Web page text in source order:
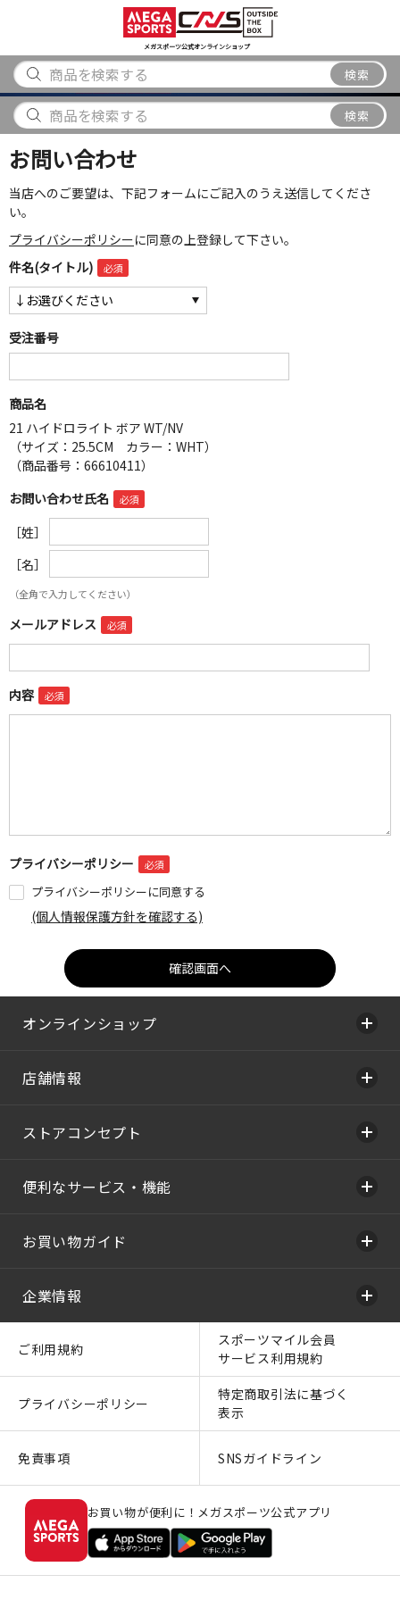
メガスポーツ公式オンラインショップ
検索
アウトドア
から探す
ブランド
から探す
検索
お問い合わせ
当店へのご要望は、下記フォームにご記入のうえ送信してくださ
い。
プライバシーポリシーに同意の上登録して下さい。
件名(タイトル)
受注番号
商品名
21 ハイドロライト ボア WT/NV
（サイズ：25.5CM カラー：WHT）
（商品番号：66610411）
お問い合わせ氏名
［姓］
［名］
（全角で入力してください）
メールアドレス
内容
プライバシーポリシー
プライバシーポリシーに同意する
(個人情報保護方針を確認する)
オンラインショップ
店舗情報
ストアコンセプト
便利なサービス・機能
お買い物ガイド
企業情報
ご利用規約
スポーツマイル会員
サービス利用規約
プライバシーポリシー
特定商取引法に基づく
表示
免責事項 SNSガイドライン
お買い物が便利に！メガスポーツ公式アプリ